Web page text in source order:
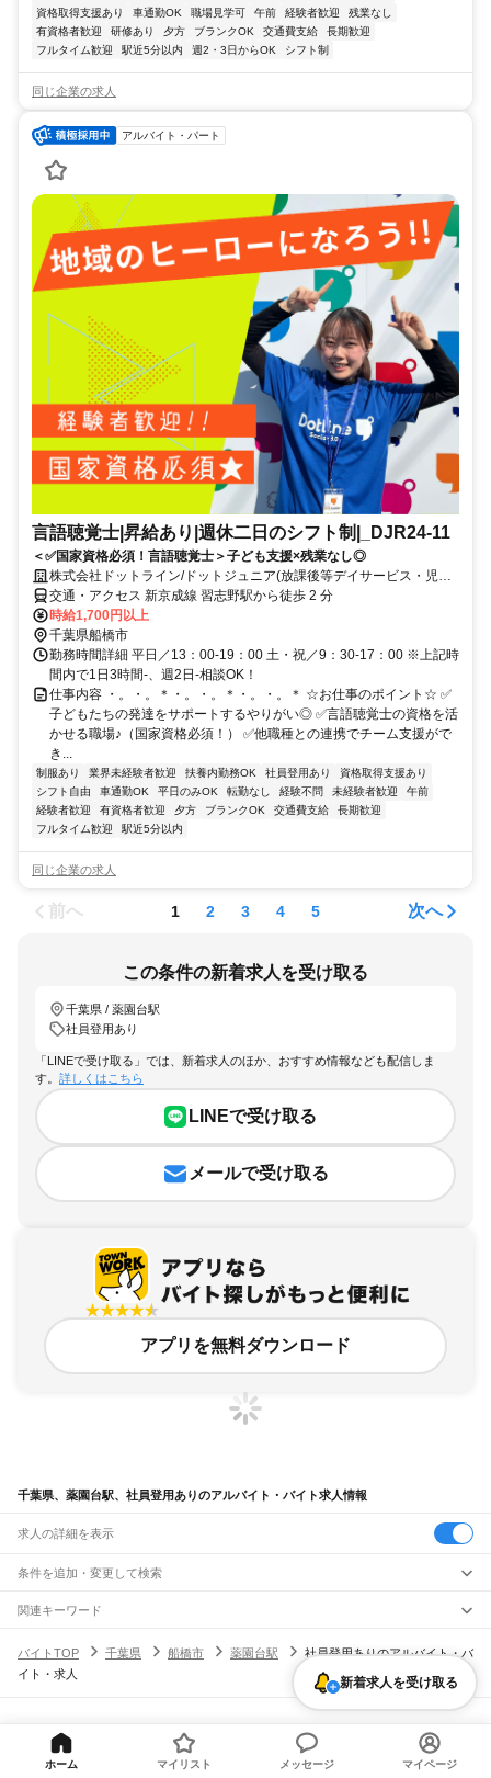
資格取得支援あり
車通勤OK 職場見学可 午前 経験者歓迎
残業なし
有資格者歓迎
研修あり 夕方 ブランクOK 交通費支給
長期歓迎
フルタイム歓迎
駅近5分以内 週2・3日からOK シフト制
同じ企業の求人
アルバイト・パート
言語聴覚士|昇給あり|週休二日のシフト制|_DJR24-11
＜✅国家資格必須！言語聴覚士＞子ども支援×残業なし◎
株式会社ドットライン/ドットジュニア(放課後等デイサービス・児童
発達支援) 船橋習志野第1教室
交通・アクセス 新京成線 習志野駅から徒歩 2 分
時給1,700円以上
千葉県船橋市
勤務時間詳細 平日／13：00-19：00 土・祝／9：30-17：00 ※上記時
間内で1日3時間-、週2日-相談OK！
仕事内容 ・。・。＊・。・。＊・。・。＊ ☆お仕事のポイント☆ ✅
子どもたちの発達をサポートするやりがい◎ ✅言語聴覚士の資格を活
かせる職場♪（国家資格必須！） ✅他職種との連携でチーム支援がで
き...
制服あり 業界未経験者歓迎 扶養内勤務OK 社員登用あり
資格取得支援あり
シフト自由
車通勤OK 平日のみOK 転勤なし 経験不問 未経験者歓迎
午前
経験者歓迎
有資格者歓迎 夕方 ブランクOK 交通費支給
長期歓迎
フルタイム歓迎
駅近5分以内
同じ企業の求人
前へ 1 2 3 4 5 次へ
この条件の新着求人を受け取る
千葉県 / 薬園台駅
社員登用あり
「LINEで受け取る」では、新着求人のほか、おすすめ情報なども配信しま
す。 詳しくはこちら
LINEで受け取る
メールで受け取る
アプリを無料ダウンロード
千葉県、薬園台駅、社員登用ありのアルバイト・バイト求人情報
求人の詳細を表示
条件を追加・変更して検索
市区町村を追加・変更
千葉県すべて
千葉市
旭市
勝浦市市原市 八千代市我孫子市
鎌ケ谷市
君津市
浦安市四街道市 八街市 印西市白井市
南房総市
駅を追加・変更
船橋法典駅西船橋駅
JR中央・総武線
市川駅本八幡駅 下総中山駅西船橋駅 東船橋駅
幕張駅
新検見川駅
西千葉駅 千葉駅
職種を追加・変更
飲食・フードサービス
すべて
ホールスタッフ
キッチンスタッフ 皿洗い・洗い場精肉・鮮魚加工
給食調理
パン屋（ベーカリー）
フードカウンター販売員 バー（BAR）・バーテンダー
人気
日払いOK
学生歓迎深夜の仕事 髪型・髪色自由 ネイルOK
雇用形態を追加・変更
関連キーワード
バイトTOP
千葉県 船橋市 薬園台駅
社員登用ありのアルバイト・バ
イト・求人
新着求人を受け取る
ヘルプ・お問い合わせ サイトマップ
利用規約・プライバシーポリシー
[企業]求人広告の掲載相談
ホーム マイリスト メッセージ マイページ